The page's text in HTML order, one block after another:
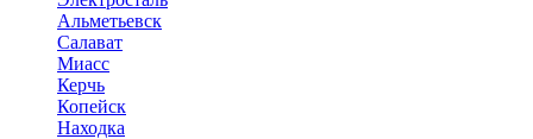
Альметьевск
Салават
Миасс
Керчь
Копейск
Находка